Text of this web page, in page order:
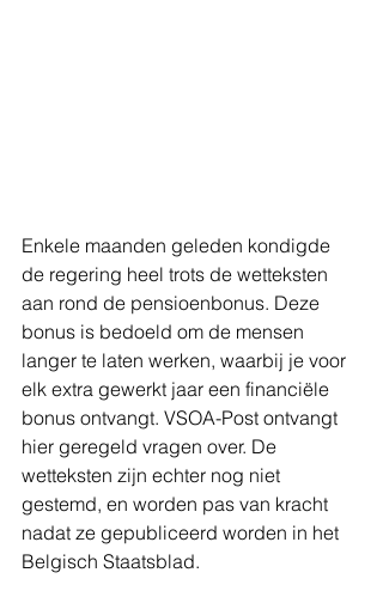
Enkele maanden geleden kondigde
de regering heel trots de wetteksten
aan rond de pensioenbonus. Deze
bonus is bedoeld om de mensen
langer te laten werken, waarbij je voor
elk extra gewerkt jaar een financiële
bonus ontvangt. VSOA-Post ontvangt
hier geregeld vragen over. De
wetteksten zijn echter nog niet
gestemd, en worden pas van kracht
nadat ze gepubliceerd worden in het
Belgisch Staatsblad.